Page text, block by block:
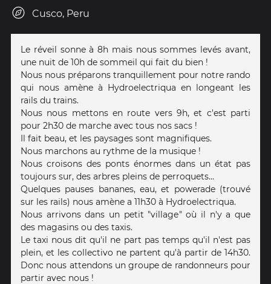
Cusco, Peru
Le réveil sonne à 8h mais nous sommes levés avant,
une nuit de 10h de sommeil qui fait du bien !
Nous nous préparons tranquillement pour notre rando
qui nous amène à Hydroelectriqua en longeant les
rails du trains.
Nous nous mettons en route vers 9h, et c'est parti
pour 2h30 de marche avec tous nos sacs !
Il fait beau, et les paysages sont magnifiques.
Nous marchons au rythme de la musique !
Nous croisons des ponts énormes dans un état pas
toujours sur, des arbres pleins de perroquets...
Quelques pauses bananes, eau, et powerade (trouvé
sur les rails) nous amène a 11h30 à Hydroelectriqua.
Nous arrivons dans un petit "village" où il n'y a que
des magasins ou des taxis.
Le taxi nous dit qu'il ne part pas temps qu'il n'est pas
plein, et les collectivo ne partent qu'à partir de 14h30.
Donc nous attendons un groupe de randonneurs pour
partir avec nous !